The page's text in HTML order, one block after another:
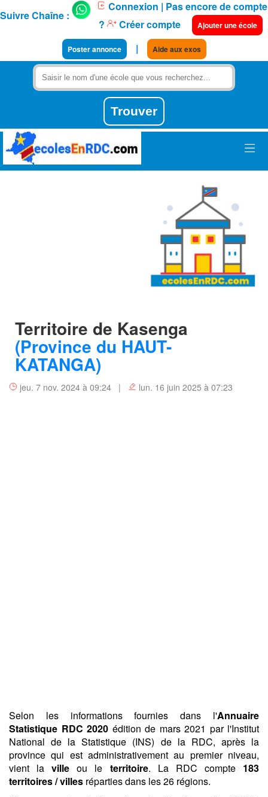
Suivre Chaîne :
Connexion | Pas encore de compte
?
Créer compte Ajouter une école
Poster annonce | Aide aux exos
Territoire de Kasenga
(Province du HAUT-
KATANGA)
jeu. 7 nov. 2024 à 09:24 | lun. 16 juin 2025 à 07:23
Selon les informations fournies dans l'Annuaire
Statistique RDC 2020 édition de mars 2021 par l'Institut
National de la Statistique (INS) de la RDC, après la
province qui est administrativement au premier niveau,
vient laville ou le territoire. La RDC compte 183
territoires / villes réparties dans les 26 régions.